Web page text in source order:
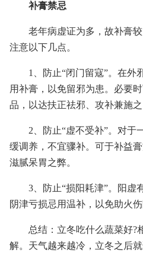
补膏禁忌
老年病虚证为多，故补膏
注意以下几点。
1、防止“闭门留寇”。在外
用补膏，以免留邪为患。必要
品，以达扶正祛邪、攻补兼施之
2、防止“虚不受补”。对于
缓调养，不宜骤补。可于补益
滋腻呆胃之弊。
3、防止“损阳耗津”。阳虚
阴津亏损忌用温补，以免助火伤
总结：立冬吃什么蔬菜好?
解。天气越来越冷，立冬之后